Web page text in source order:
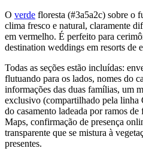
O verde floresta (#3a5a2c) sobre o
clima fresco e natural, claramente
em vermelho. É perfeito para
destination weddings em resorts de
Todas as seções estão incluídas:
flutuando para os lados, nomes do
informações das duas famílias, um
exclusivo (compartilhado pela linha
do casamento ladeada por ramos
Maps, confirmação de presença
transparente que se mistura à
presentes.